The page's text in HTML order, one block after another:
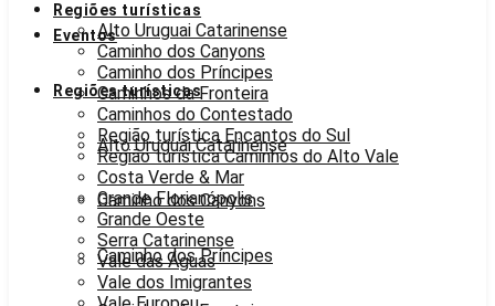
Eventos
Regiões turísticas
Alto Uruguai Catarinense
Caminho dos Canyons
Caminho dos Príncipes
Regiões turísticas
Alto Uruguai Catarinense
Caminho dos Canyons
Caminho dos Príncipes
Caminhos da Fronteira
Caminhos do Contestado
Região turística Encantos do Sul
Região turística Caminhos do Alto Vale
Costa Verde & Mar
Grande Florianópolis
Grande Oeste
Serra Catarinense
Vale das Águas
Vale dos Imigrantes